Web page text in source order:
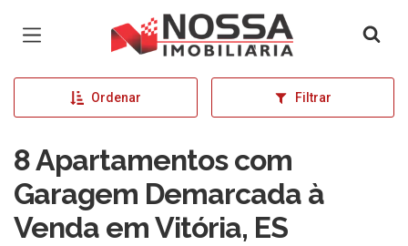
Página inicial
Ordenar Filtrar
8 Apartamentos com
Garagem Demarcada à
Venda em Vitória, ES